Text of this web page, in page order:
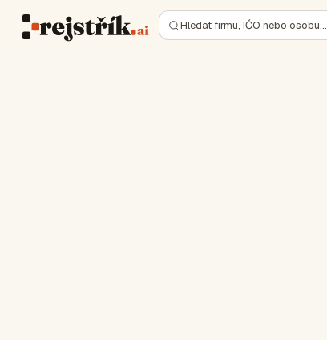
Hledat firmu, IČO nebo osobu…